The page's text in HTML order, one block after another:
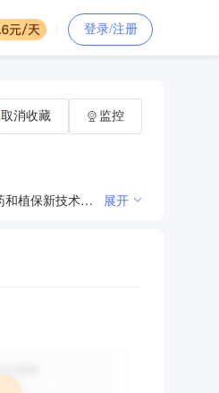
登录/注册
承担全县重大农作物病虫草鼠害的监测和预测预报；负责全县植物检疫、病虫草鼠害防治、农药器械安全使用技术指导和培训；承担新农药和植保新技术的引进、试验、示范和推广；承担全县农业植物有害生物监测、预警、控制；完成县农业农村局和上级机关交办的其他任务。 展开
取消收藏 监控